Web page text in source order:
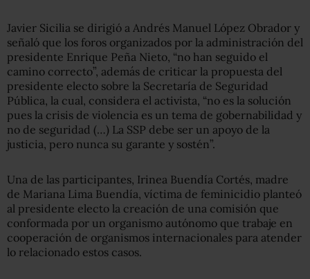
Javier Sicilia se dirigió a Andrés Manuel López Obrador y
señaló que los foros organizados por la administración del
presidente Enrique Peña Nieto, “no han seguido el
camino correcto”, además de criticar la propuesta del
presidente electo sobre la Secretaría de Seguridad
Pública, la cual, considera el activista, “no es la solución
pues la crisis de violencia es un tema de gobernabilidad y
no de seguridad (…) La SSP debe ser un apoyo de la
justicia, pero nunca su garante y sostén”.
Una de las participantes, Irinea Buendía Cortés, madre
de Mariana Lima Buendía, víctima de feminicidio planteó
al presidente electo la creación de una comisión que
conformada por un organismo autónomo que trabaje en
cooperación de organismos internacionales para atender
lo relacionado estos casos.